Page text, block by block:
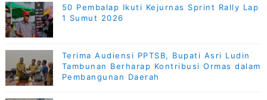
50 Pembalap Ikuti Kejurnas Sprint Rally Lap
1 Sumut 2026
Terima Audiensi PPTSB, Bupati Asri Ludin
Tambunan Berharap Kontribusi Ormas dalam
Pembangunan Daerah